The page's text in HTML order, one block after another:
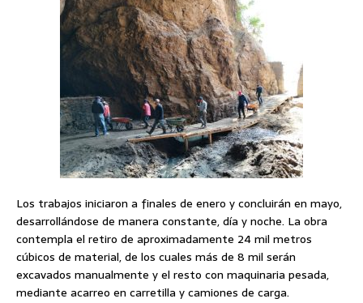
Los trabajos iniciaron a finales de enero y concluirán en mayo,
desarrollándose de manera constante, día y noche. La obra
contempla el retiro de aproximadamente 24 mil metros
cúbicos de material, de los cuales más de 8 mil serán
excavados manualmente y el resto con maquinaria pesada,
mediante acarreo en carretilla y camiones de carga.